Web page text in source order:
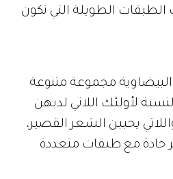
الطويلة التي تكون
مجموعة متنوعة
لأولئك اللاتي لديهن
يحببن الشعر القصير،
مع طبقات متعددة